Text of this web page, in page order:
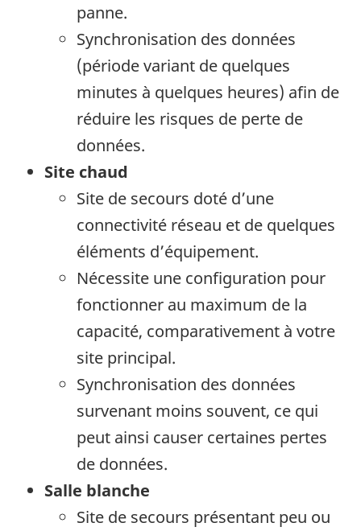
panne.
Synchronisation des données
(période variant de quelques
minutes à quelques heures) afin de
réduire les risques de perte de
données.
Site chaud
Site de secours doté d’une
connectivité réseau et de quelques
éléments d’équipement.
Nécessite une configuration pour
fonctionner au maximum de la
capacité, comparativement à votre
site principal.
Synchronisation des données
survenant moins souvent, ce qui
peut ainsi causer certaines pertes
de données.
Salle blanche
Site de secours présentant peu ou